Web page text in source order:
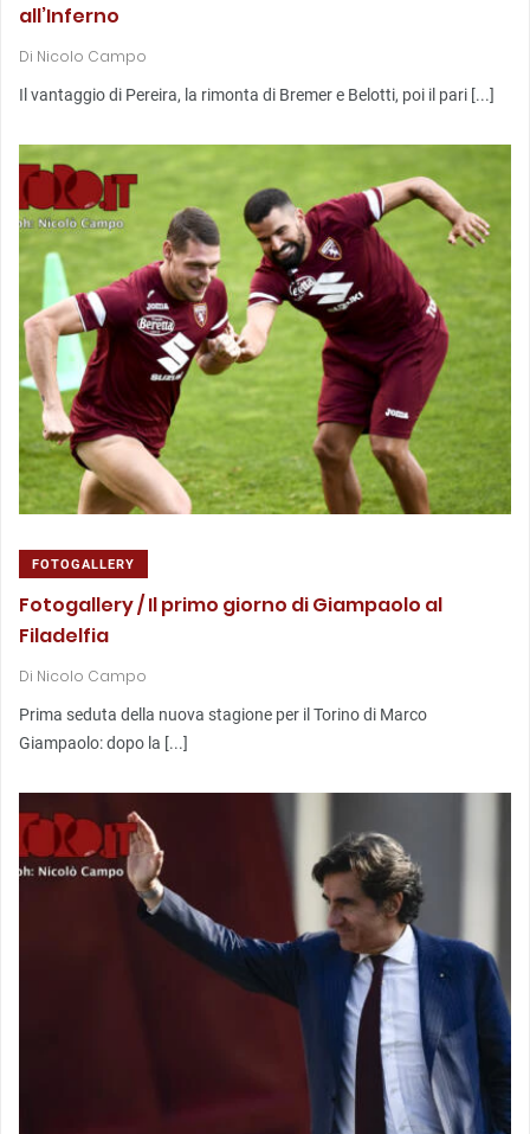
all’Inferno
Di Nicolo Campo
Il vantaggio di Pereira, la rimonta di Bremer e Belotti, poi il pari [...]
FOTOGALLERY
Fotogallery / Il primo giorno di Giampaolo al
Filadelfia
Di Nicolo Campo
Prima seduta della nuova stagione per il Torino di Marco
Giampaolo: dopo la [...]